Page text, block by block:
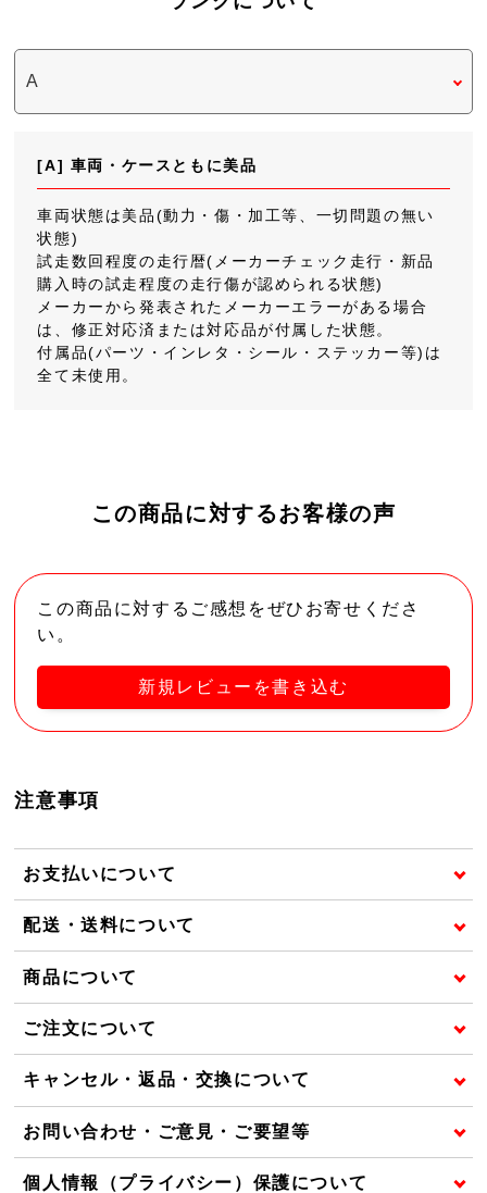
[A] 車両・ケースともに美品
車両状態は美品(動力・傷・加工等、一切問題の無い
状態)
試走数回程度の走行暦(メーカーチェック走行・新品
購入時の試走程度の走行傷が認められる状態)
メーカーから発表されたメーカーエラーがある場合
は、修正対応済または対応品が付属した状態。
付属品(パーツ・インレタ・シール・ステッカー等)は
全て未使用。
この商品に対するお客様の声
この商品に対するご感想をぜひお寄せくださ
い。
新規レビューを書き込む
注意事項
お支払いについて
配送・送料について
商品について
ご注文について
キャンセル・返品・交換について
お問い合わせ・ご意見・ご要望等
個人情報（プライバシー）保護について